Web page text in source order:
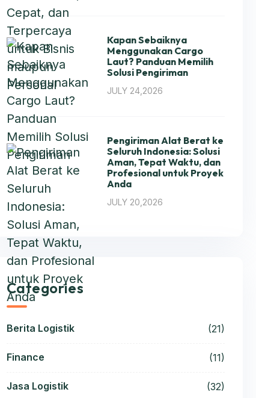
Kapan Sebaiknya
Menggunakan Cargo
Laut? Panduan Memilih
Solusi Pengiriman
JULY 24,2026
Pengiriman Alat Berat ke
Seluruh Indonesia: Solusi
Aman, Tepat Waktu, dan
Profesional untuk Proyek
Anda
JULY 20,2026
Categories
Berita Logistik (21)
Finance (11)
Jasa Logistik (32)